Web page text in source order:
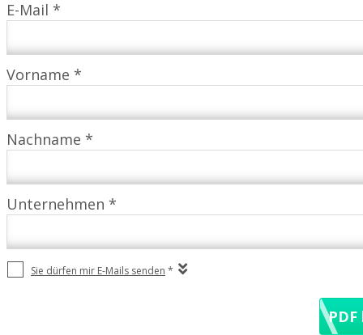
E-Mail *
Vorname *
Nachname *
Unternehmen *
Sie dürfen mir E-Mails senden *